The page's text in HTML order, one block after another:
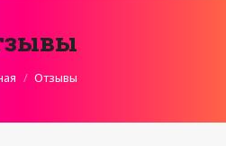
Отзывы